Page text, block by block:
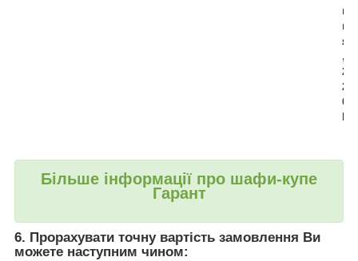
н
н
я
,
2
2
0
В
Більше інформації про шафи-купе
Гарант
6. Прорахувати точну вартість замовлення Ви
можете наступним чином: